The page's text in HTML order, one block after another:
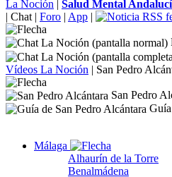
La Noción | Salud Mental
| Chat | Foro | App |
Vídeos La Noción | San Pedro
San Pedro
Málaga
Alhaurín de la Torre
Benalmádena